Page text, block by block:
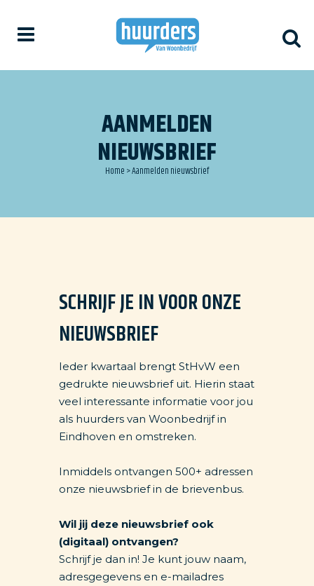
AANMELDEN
NIEUWSBRIEF
Home >Aanmelden nieuwsbrief
SCHRIJF JE IN VOOR ONZE
NIEUWSBRIEF
Ieder kwartaal brengt StHvW een
gedrukte nieuwsbrief uit. Hierin staat
veel interessante informatie voor jou
als huurders van Woonbedrijf in
Eindhoven en omstreken.
Inmiddels ontvangen 500+ adressen
onze nieuwsbrief in de brievenbus.
Wil jij deze nieuwsbrief ook
(digitaal) ontvangen?
Schrijf je dan in! Je kunt jouw naam,
adresgegevens en e-mailadres